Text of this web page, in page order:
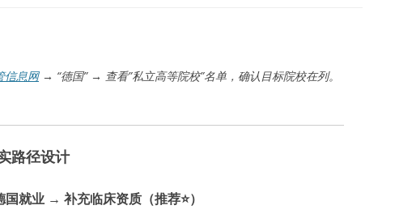
信息网→ “德国” → 查看”私立高等院校”名单，确认目标院校在列。
路径设计
就业 → 补充临床资质（推荐⭐）